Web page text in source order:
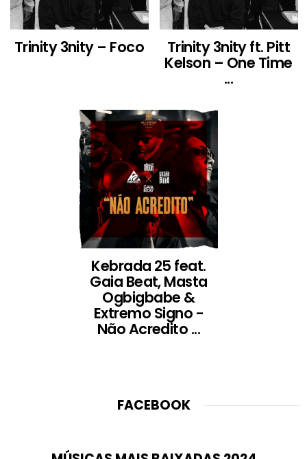
Trinity 3nity – Foco Trinity 3nity ft. Pitt
Kelson – One Time
...
Kebrada 25 feat.
Gaia Beat, Masta
Ogbigbabe &
Extremo Signo -
Não Acredito ...
FACEBOOK